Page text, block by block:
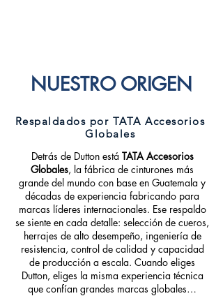
NUESTRO ORIGEN
Respaldados por TATA Accesorios
Globales
Detrás de Dutton está TATA Accesorios
Globales, la fábrica de cinturones más
grande del mundo con base en Guatemala y
décadas de experiencia fabricando para
marcas líderes internacionales. Ese respaldo
se siente en cada detalle: selección de cueros,
herrajes de alto desempeño, ingeniería de
resistencia, control de calidad y capacidad
de producción a escala. Cuando eliges
Dutton, eliges la misma experiencia técnica
que confían grandes marcas globales…